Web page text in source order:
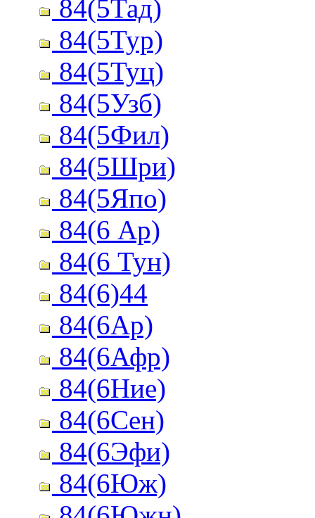
84(5Тад)
84(5Тур)
84(5Туц)
84(5Узб)
84(5Фил)
84(5Шри)
84(5Япо)
84(6 Ар)
84(6 Тун)
84(6)44
84(6Ар)
84(6Афр)
84(6Ние)
84(6Сен)
84(6Эфи)
84(6Юж)